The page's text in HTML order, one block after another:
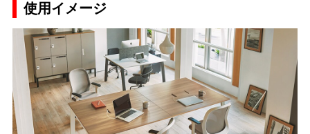
使用イメージ